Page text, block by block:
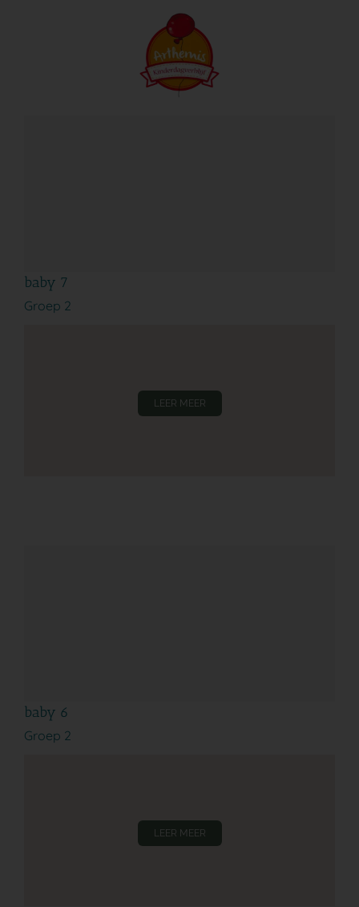
baby 7
Groep 2
LEER MEER
baby 6
Groep 2
LEER MEER